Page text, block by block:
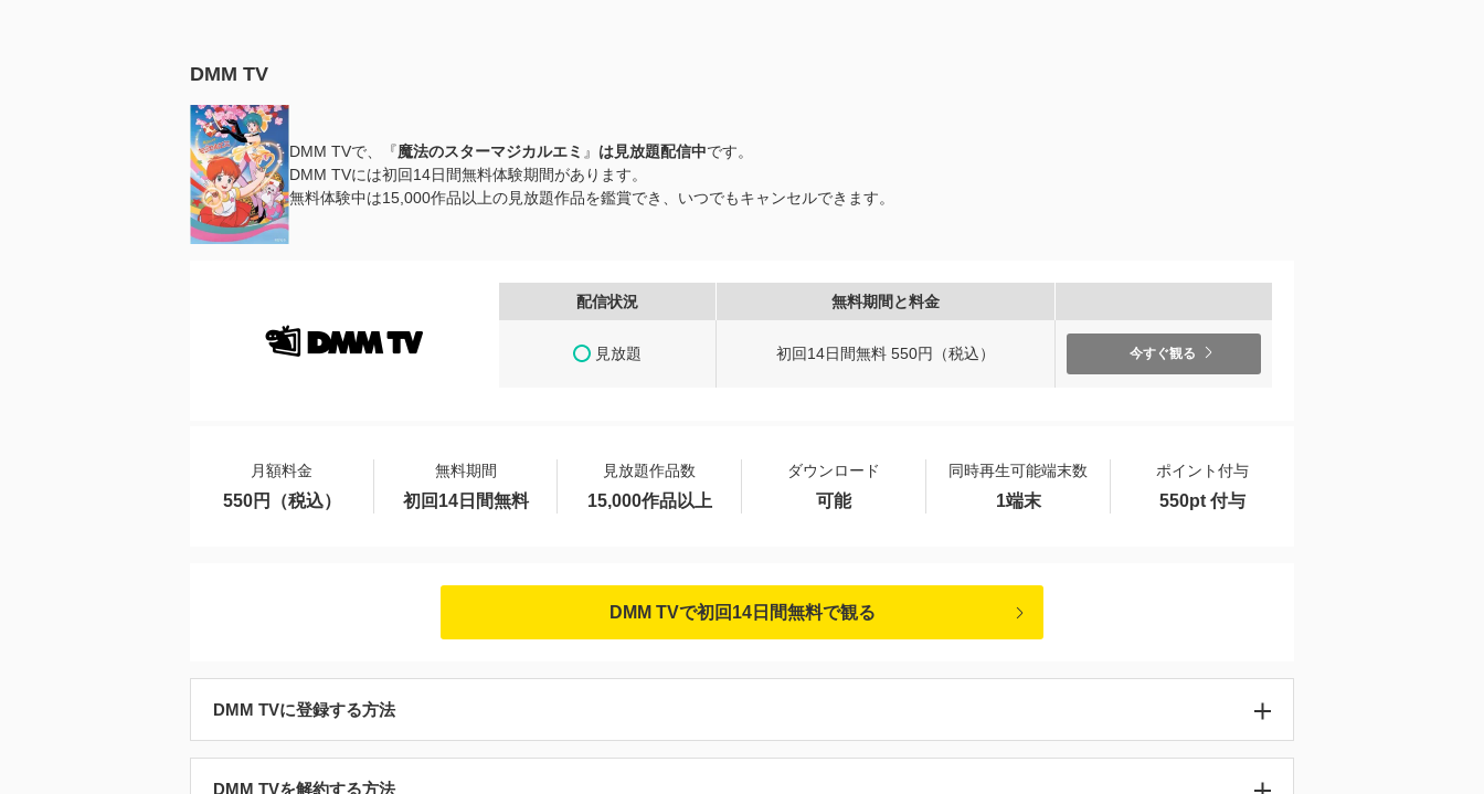
DMM TV
DMM TVで、『魔法のスターマジカルエミ 』 は見放題配信中です。
DMM TVには初回14日間無料体験期間があります。
無料体験中は15,000作品以上の見放題作品を鑑賞でき、いつでもキャンセルできます。
配信状況 無料期間と料金
見放題 初回14日間無料 550円（税込） 今すぐ観る
月額料金 無料期間 見放題作品数 ダウンロード 同時再生可能端末数 ポイント付与
550円（税込） 初回14日間無料 15,000作品以上 可能 1端末 550pt 付与
DMM TVで初回14日間無料で観る
DMM TVに登録する方法
DMM TVを解約する方法